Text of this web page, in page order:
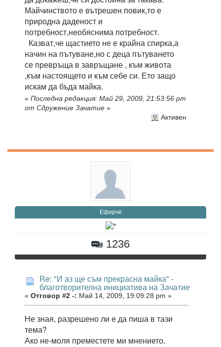
Майчинството е вътрешен повик,то е
природна даденост и
потребност,необяснима потребност.
Казват,че щастието не е крайна спирка,а
начин на пътуване,но с деца пътуването
се превръща в завръщане , към живота
,към настоящето и към себе си. Ето защо
искам да бъда майка.
« Последна редакция: Май 29, 2009, 21:53:56 pm
от Сдружение Зачатие »
Активен
Eфирче
1236
Re: "И аз ще съм прекрасна майка" -
благотворителна инициатива на Зачатие
« Отговор #2 -: Май 14, 2009, 19:09:28 pm »
Не зная, разрешено ли е да пиша в тази
тема?
Ако не-моля преместете ми мнението.